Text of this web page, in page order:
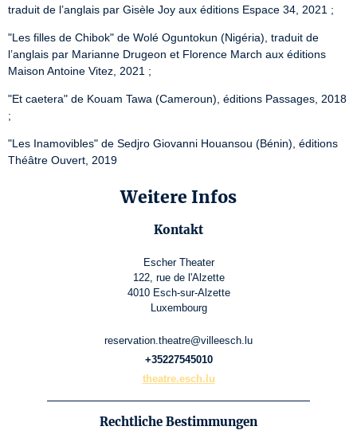
traduit de l’anglais par Gisèle Joy aux éditions Espace 34, 2021 ;
"Les filles de Chibok" de Wolé Oguntokun (Nigéria), traduit de
l’anglais par Marianne Drugeon et Florence March aux éditions
Maison Antoine Vitez, 2021 ;
"Et caetera" de Kouam Tawa (Cameroun), éditions Passages, 2018
;
"Les Inamovibles" de Sedjro Giovanni Houansou (Bénin), éditions
Théâtre Ouvert, 2019
Weitere Infos
Kontakt
Escher Theater
122, rue de l'Alzette
4010 Esch-sur-Alzette
Luxembourg
reservation.theatre@villeesch.lu
+35227545010
theatre.esch.lu
Rechtliche Bestimmungen